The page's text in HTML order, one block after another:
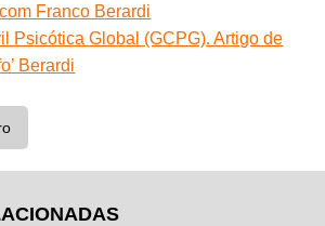
Franco Berardi
Psicótica Global (GCPG). Artigo de
Berardi